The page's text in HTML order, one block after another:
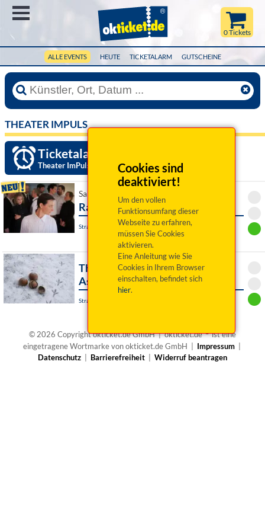
ALLE EVENTS HEUTE TICKETALARM GUTSCHEINE
0 Tickets
Cookies sind
deaktiviert!
Um den vollen
Funktionsumfang dieser
Webseite zu erfahren,
müssen Sie Cookies
aktivieren.
Eine Anleitung wie Sie
Cookies in Ihrem Browser
einschalten, befindet sich
hier.
THEATER IMPULS
Ticketalarm einrichten »
Theater ImPuls
Sa 07. November 2026 19:00 Uhr
Radetzkymarsch
Straubing, Theater Am Hagen
Theater Impuls: 3 Haselnüsse für
Aschenbrödel
Straubing, Paul-Theater - Theaterbühne
© 2026 Copyright okticket.de GmbH | okticket.de®ist eine
eingetragene Wortmarke von okticket.de GmbH | Impressum|
Datenschutz
Barrierefreiheit Widerruf beantragen